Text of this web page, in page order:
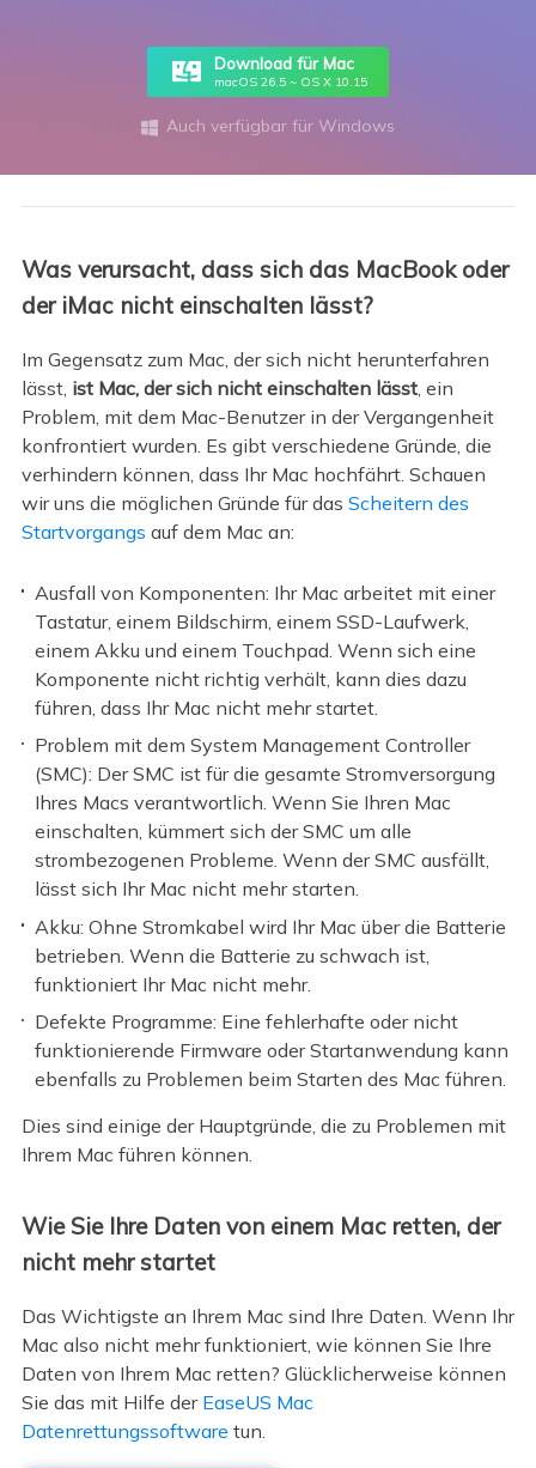
Download für Mac
macOS 26.5 ~ OS X 10.15
 Auch verfügbar für Windows
Was verursacht, dass sich das MacBook oder
der iMac nicht einschalten lässt?
Im Gegensatz zum Mac, der sich nicht herunterfahren
lässt, ist Mac, der sich nicht einschalten lässt, ein
Problem, mit dem Mac-Benutzer in der Vergangenheit
konfrontiert wurden. Es gibt verschiedene Gründe, die
verhindern können, dass Ihr Mac hochfährt. Schauen
wir uns die möglichen Gründe für das Scheitern des
Startvorgangs auf dem Mac an:
Ausfall von Komponenten: Ihr Mac arbeitet mit einer
Tastatur, einem Bildschirm, einem SSD-Laufwerk,
einem Akku und einem Touchpad. Wenn sich eine
Komponente nicht richtig verhält, kann dies dazu
führen, dass Ihr Mac nicht mehr startet.
Problem mit dem System Management Controller
(SMC): Der SMC ist für die gesamte Stromversorgung
Ihres Macs verantwortlich. Wenn Sie Ihren Mac
einschalten, kümmert sich der SMC um alle
strombezogenen Probleme. Wenn der SMC ausfällt,
lässt sich Ihr Mac nicht mehr starten.
Akku: Ohne Stromkabel wird Ihr Mac über die Batterie
betrieben. Wenn die Batterie zu schwach ist,
funktioniert Ihr Mac nicht mehr.
Defekte Programme: Eine fehlerhafte oder nicht
funktionierende Firmware oder Startanwendung kann
ebenfalls zu Problemen beim Starten des Mac führen.
Dies sind einige der Hauptgründe, die zu Problemen mit
Ihrem Mac führen können.
Wie Sie Ihre Daten von einem Mac retten, der
nicht mehr startet
Das Wichtigste an Ihrem Mac sind Ihre Daten. Wenn Ihr
Mac also nicht mehr funktioniert, wie können Sie Ihre
Daten von Ihrem Mac retten? Glücklicherweise können
Sie das mit Hilfe der EaseUS Mac
Datenrettungssoftware tun.